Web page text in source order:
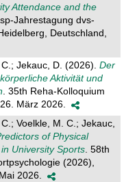
Attendance and the
Jahrestagung dvs-
Deutschland,
Jekauc, D. (2026). Der
Aktivität und
. 35th Reha-Kolloquium
März 2026.
Voelkle, M. C.; Jekauc,
of Physical
University Sports. 58th
(2026),
2026.